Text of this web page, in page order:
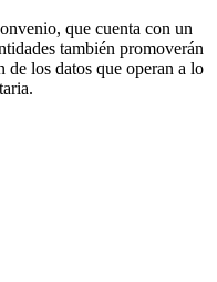
que cuenta con un
también promoverán
los datos que operan a lo